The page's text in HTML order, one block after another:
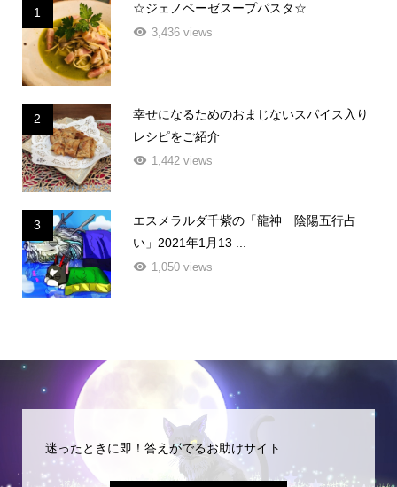
1 ☆ジェノベーゼスープパスタ☆
3,436 views
2
幸せになるためのおまじないスパイス入り
レシピをご紹介
1,442 views
3
エスメラルダ千紫の「龍神 陰陽五行占
い」2021年1月13 ...
1,050 views
迷ったときに即！答えがでるお助けサイト